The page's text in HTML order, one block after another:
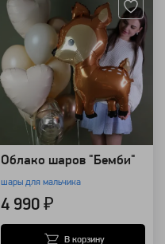
Облако шаров "Бемби"
шары для мальчика
4 990 ₽
В корзину